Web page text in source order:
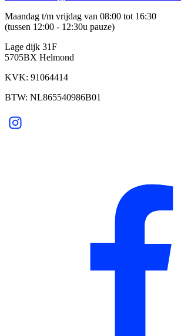
Maandag t/m vrijdag van 08:00 tot 16:30
(tussen 12:00 - 12:30u pauze)
Lage dijk 31F
5705BX Helmond
KVK: 91064414
BTW: NL865540986B01